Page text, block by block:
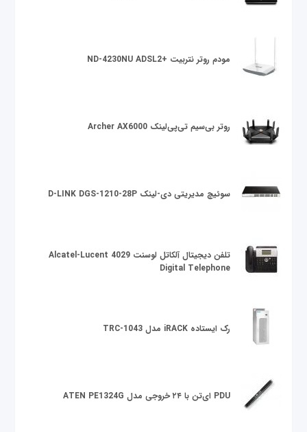
مودم روتر نتربیت +ND-4230NU ADSL2
روتر بی‌سیم تی‌پی‌لینک Archer AX6000
سوئیچ مدیریتی دی-لینک D-LINK DGS-1210-28P
تلفن دیجیتال آلکاتل لوسنت Alcatel-Lucent 4029
Digital Telephone
رک ایستاده iRACK مدل TRC-1043
PDU ای‌تن با ۲۴ خروجی مدل ATEN PE1324G